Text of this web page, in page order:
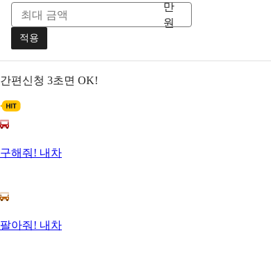
만
원
적용
간편신청 3초면 OK!
구해줘! 내차
팔아줘! 내차